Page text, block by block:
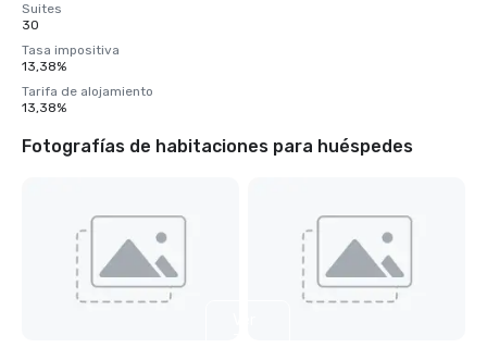
Suites
30
Tasa impositiva
13,38%
Tarifa de alojamiento
13,38%
Fotografías de habitaciones para huéspedes